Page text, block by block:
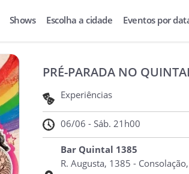
Shows Escolha a cidade Eventos por
PRÉ-PARADA NO
Experiências
06/06 - Sáb. 21h00
Bar Quintal 1385
R. Augusta, 1385 -